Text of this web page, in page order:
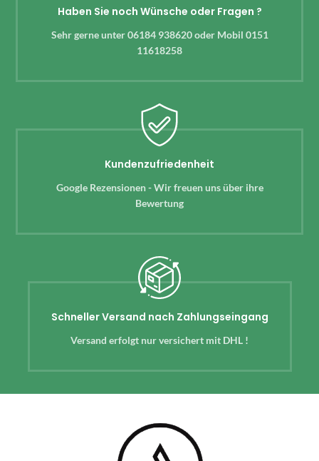
Haben Sie noch Wünsche oder Fragen ?
Sehr gerne unter 06184 938620 oder Mobil 0151
11618258
Kundenzufriedenheit
Google Rezensionen - Wir freuen uns über ihre
Bewertung
Schneller Versand nach Zahlungseingang
Versand erfolgt nur versichert mit DHL !